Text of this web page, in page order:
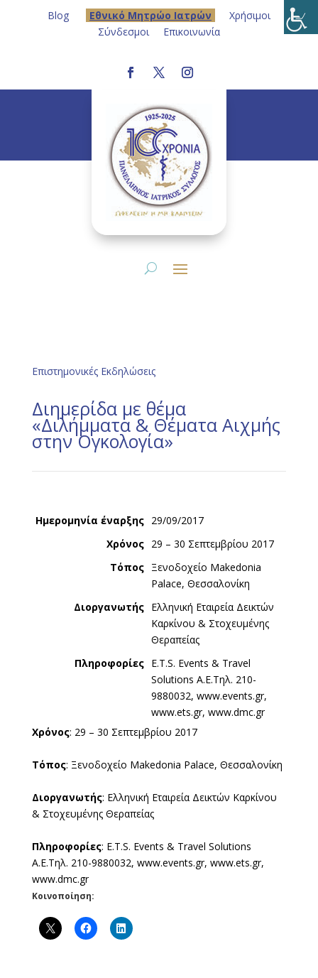
Blog Eθνικό Μητρώο Ιατρών
Χρήσιμοι
Σύνδεσμοι
Επικοινωνία
Επιστημονικές Εκδηλώσεις
Διημερίδα με θέμα
«Διλήμματα & Θέματα Αιχμής
στην Ογκολογία»
Ημερομηνία έναρξης 29/09/2017
Χρόνος 29 – 30 Σεπτεμβρίου 2017
Τόπος Ξενοδοχείο Makedonia
Palace, Θεσσαλονίκη
Διοργανωτής Ελληνική Εταιρεία Δεικτών
Καρκίνου & Στοχευμένης
Θεραπείας
Πληροφορίες E.T.S. Events & Travel
Solutions A.E.Τηλ. 210-
9880032, www.events.gr,
www.ets.gr, www.dmc.gr
Χρόνος: 29 – 30 Σεπτεμβρίου 2017
Τόπος: Ξενοδοχείο Makedonia Palace, Θεσσαλονίκη
Διοργανωτής: Ελληνική Εταιρεία Δεικτών Καρκίνου
& Στοχευμένης Θεραπείας
Πληροφορίες: E.T.S. Events & Travel Solutions
A.E.Τηλ. 210-9880032, www.events.gr, www.ets.gr,
www.dmc.gr
Κοινοποίηση: